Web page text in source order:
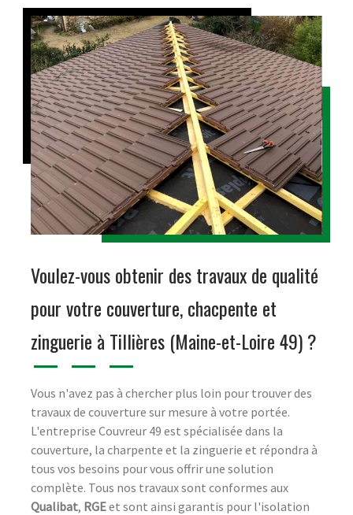
Voulez-vous obtenir des travaux de qualité
pour votre couverture, chacpente et
zinguerie à Tillières (Maine-et-Loire 49) ?
Vous n'avez pas à chercher plus loin pour trouver des
travaux de couverture sur mesure à votre portée.
L'entreprise Couvreur 49 est spécialisée dans la
couverture, la charpente et la zinguerie et répondra à
tous vos besoins pour vous offrir une solution
complète. Tous nos travaux sont conformes aux
Qualibat, RGEet sont ainsi garantis pour l'isolation